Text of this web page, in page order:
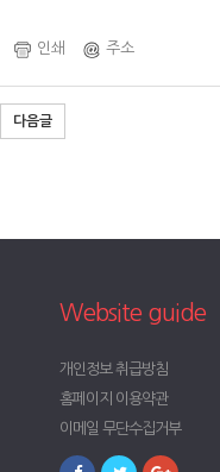
인쇄 주소
다음글
Website guide
개인정보 취급방침
홈페이지 이용약관
이메일 무단수집거부